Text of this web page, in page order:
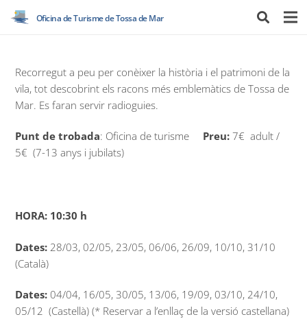
Oficina de Turisme de Tossa de Mar
Recorregut a peu per conèixer la història i el patrimoni de la
vila, tot descobrint els racons més emblemàtics de Tossa de
Mar. Es faran servir radioguies.
Punt de trobada: Oficina de turisme Preu:7€ adult /
5€ (7-13 anys i jubilats)
HORA: 10:30 h
Dates: 28/03, 02/05, 23/05, 06/06, 26/09, 10/10, 31/10
(Català)
Dates: 04/04, 16/05, 30/05, 13/06, 19/09, 03/10, 24/10,
05/12 (Castellà) (* Reservar a l’enllaç de la versió castellana)